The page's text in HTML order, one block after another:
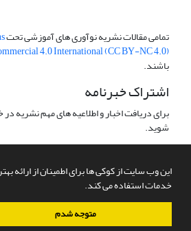
این وب سایت از کوکی ها برای اطمینان از ارائه
خدمات استفاده می کند.
متوجه شدم
تمامی مقالات نشریه نوآوری های آموزشی تحت
4.0 International (CC BY-NC 4.0)
باشند.
اشتراک خبرنامه
برای دریافت اخبار و اطلاعیه های مهم نشریه
شوید.
سامانه مدیریت نشریات علمی.طراحی و پیاده